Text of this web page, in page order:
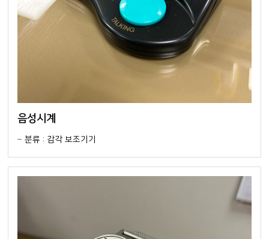
음성시계
분류 : 감각 보조기기